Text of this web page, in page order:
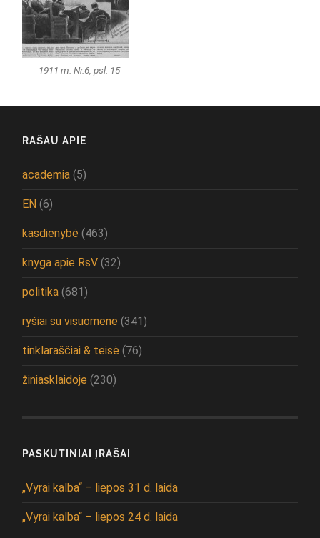
1911 m. Nr.6, psl. 15
RAŠAU APIE
academia (5)
EN (6)
kasdienybė (463)
knyga apie RsV (32)
politika (681)
ryšiai su visuomene (341)
tinklaraščiai & teisė (76)
žiniasklaidoje (230)
PASKUTINIAI ĮRAŠAI
„Vyrai kalba“ – liepos 31 d. laida
„Vyrai kalba“ – liepos 24 d. laida